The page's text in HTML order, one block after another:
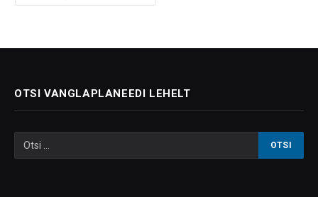
OTSI VANGLAPLANEEDI LEHELT